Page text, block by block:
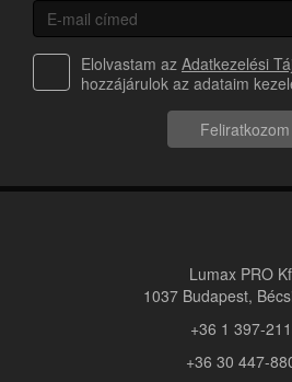
Elolvastam az Adatkezelési
hozzájárulok az adataim
Feliratkozom
Lumax PRO
1037 Budapest,
+36 1 397-
+36 30 447-